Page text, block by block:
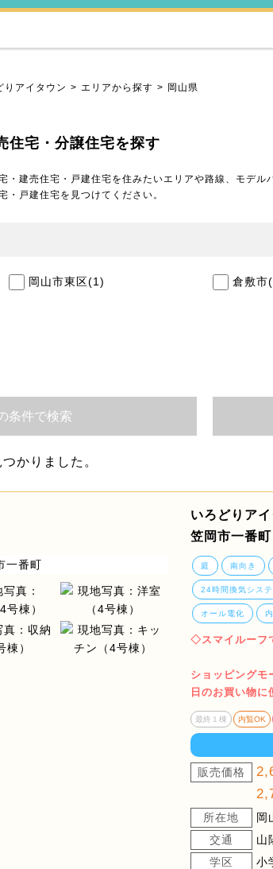
りアイタウン エリアから探す 岡山県
住宅・分譲住宅を探す
・建売住宅・戸建住宅を住みたいエリアや路線、モデ
・戸建住宅を見つけてください。
岡山市東区(1) 倉敷市
条件で検索
かりました。
いろどりア
笠岡市一番町
庭 南向き
24時間換気システ
オール電化
◇スマイルーフ
ショッピング
日のお買い物に
最終１棟 内覧OK
販売価格
所在地
岡
交通
山
学区
小